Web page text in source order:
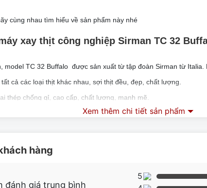
cùng nhau tìm hiểu về sản phẩm này nhé
xay thịt công nghiệp Sirman TC 32
model TC 32 Buffalo được sản xuất từ tập đoàn Sirman từ
cả các loại thịt khác nhau, sợi thịt đều, đẹp, chất lượng.
thép chống gỉ, cao cấp, chất lượng, mạnh mẽ.
xay thịt công nghiệp Sirman TC 32
Xem thêm chi tiết sản phẩm
hàng
đánh giá trung bình
5